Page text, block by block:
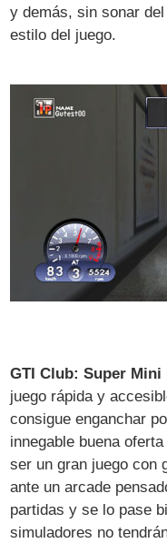
y demás, sin sonar
estilo del juego.
GTI Club: Super Mini
juego rápida y
consigue enganchar
innegable buena
ser un gran juego con
ante un arcade
partidas y se lo pase
simuladores no